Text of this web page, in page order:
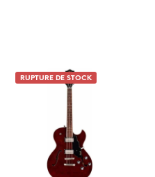
RUPTURE DE STOCK